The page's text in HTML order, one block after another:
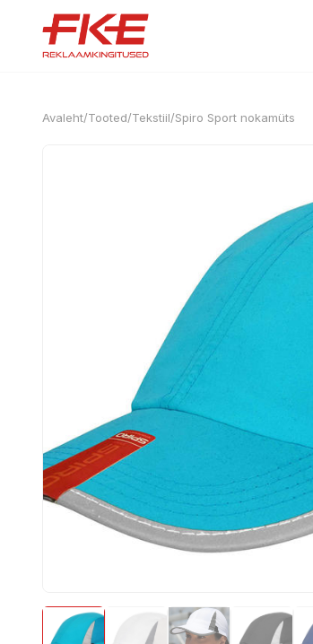
Avaleht/Tooted/Tekstiil/Spiro Sport nokamüts